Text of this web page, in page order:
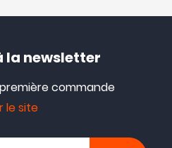
la newsletter
commande
le site